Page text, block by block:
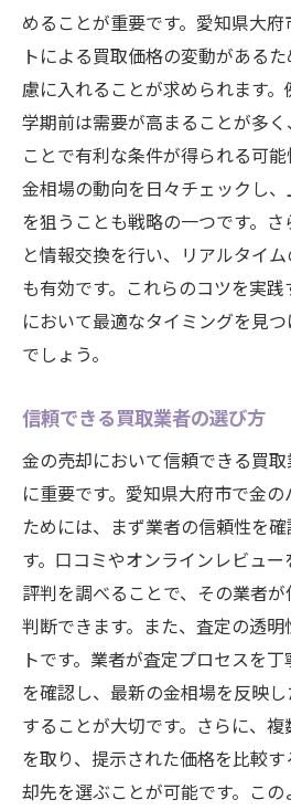
めることが重要です。愛知県大
トによる買取価格の変動がある
慮に入れることが求められます
学期前は需要が高まることが多
ことで有利な条件が得られる可能
金相場の動向を日々チェックし
を狙うことも戦略の一つです。
と情報交換を行い、リアルタイ
も有効です。これらのコツを実
において最適なタイミングを見
でしょう。
信頼できる買取業者の選び方
金の売却において信頼できる買
に重要です。愛知県大府市で金
ためには、まず業者の信頼性を
す。口コミやオンラインレビュ
評判を調べることで、その業者
判断できます。また、査定の透
トです。業者が査定プロセスを
を確認し、最新の金相場を反映
することが大切です。さらに、
を取り、提示された価格を比較
却先を選ぶことが可能です。こ